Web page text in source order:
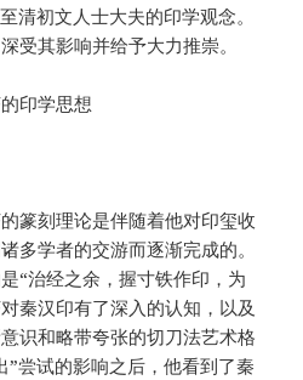
清初文人士大夫的印学观念。
受其影响并给予大力推崇。
印学思想
篆刻理论是伴随着他对印玺收
多学者的交游而逐渐完成的。
“治经之余，握寸铁作印，为
秦汉印有了深入的认知，以及
识和略带夸张的切刀法艺术格
”尝试的影响之后，他看到了秦